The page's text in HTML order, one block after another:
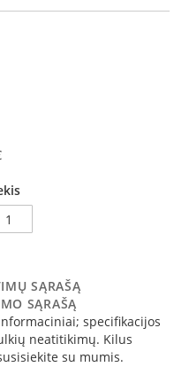
SĄRAŠĄ
SĄRAŠĄ
specifikacijos
neatitikimų. Kilus
su mumis.